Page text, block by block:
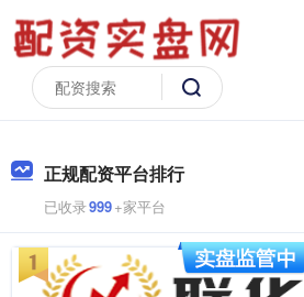
正规配资平台排行
已收录999+家平台